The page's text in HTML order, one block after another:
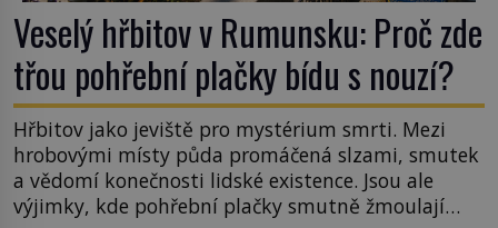
Veselý hřbitov v Rumunsku: Proč zde
třou pohřební plačky bídu s nouzí?
Hřbitov jako jeviště pro mystérium smrti. Mezi
hrobovými místy půda promáčená slzami, smutek
a vědomí konečnosti lidské existence. Jsou ale
výjimky, kde pohřební plačky smutně žmoulají